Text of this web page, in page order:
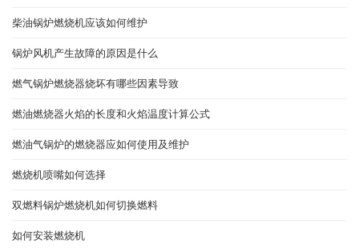
柴油锅炉燃烧机应该如何维护
锅炉风机产生故障的原因是什么
燃气锅炉燃烧器烧坏有哪些因素导致
燃油燃烧器火焰的长度和火焰温度计算公式
燃油气锅炉的燃烧器应如何使用及维护
燃烧机喷嘴如何选择
双燃料锅炉燃烧机如何切换燃料
如何安装燃烧机